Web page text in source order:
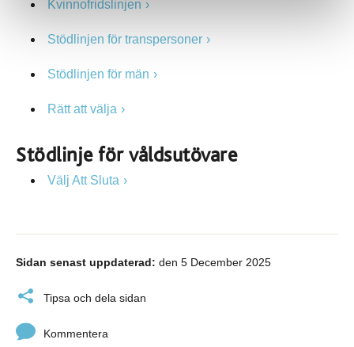
Kvinnofridslinjen
Stödlinjen för transpersoner
Stödlinjen för män
Rätt att välja
Stödlinje för våldsutövare
Välj Att Sluta
Sidan senast uppdaterad: den 5 December 2025
Tipsa och dela sidan
Kommentera